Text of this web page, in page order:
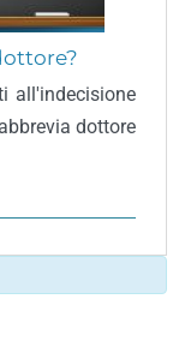
all'indecisione
dottore